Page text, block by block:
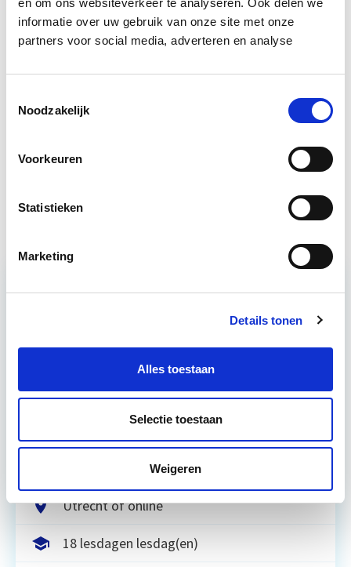
en om ons websiteverkeer te analyseren. Ook delen we
informatie over uw gebruik van onze site met onze
partners voor social media, adverteren en analyse
Noodzakelijk
Voorkeuren
Statistieken
Marketing
Details tonen
Alles toestaan
Selectie toestaan
Weigeren
Boeiend verhaal? Duik dan eens
in deze opleidingen:
Circulair Bouwen Start do 24 sep
Start wo 16 sep
Relevant bij dit artikel
Circulair Bouwen
Circulair bouwen is de toekomst. Letterlijk, want in
bouweconomie volledig circulair is. Dit betekent
dat… Lees verder
Utrecht of online
18 lesdagen lesdag(en)